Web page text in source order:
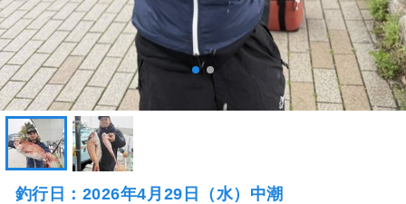
釣行日：2026年4月29日（水）中潮